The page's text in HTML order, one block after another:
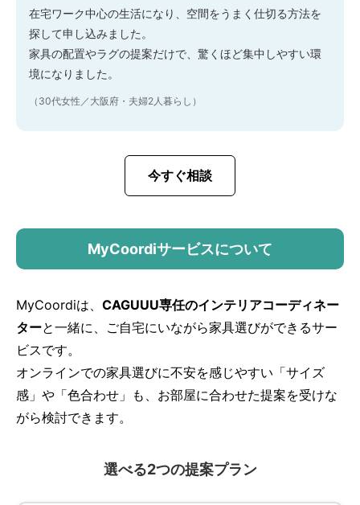
在宅ワーク中心の生活になり、空間をうまく仕切る方法を
探して申し込みました。
家具の配置やラグの提案だけで、驚くほど集中しやすい環
境になりました。
（30代女性／大阪府・夫婦2人暮らし）
今すぐ相談
MyCoordiサービスについて
MyCoordiは、 CAGUUU専任のインテリアコーディネー
ターと一緒に、ご自宅にいながら家具選びができるサー
ビスです。
オンラインでの家具選びに不安を感じやすい「サイズ
感」や「色合わせ」も、お部屋に合わせた提案を受けな
がら検討できます。
選べる2つの提案プラン